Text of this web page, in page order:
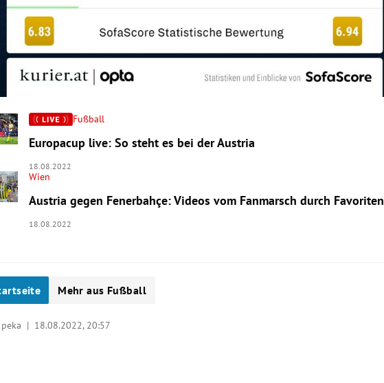
Fußball
Europacup live: So steht es bei der Austria
18.08.2022
Wien
Austria gegen Fenerbahçe: Videos vom Fanmarsch durch Favoriten
18.08.2022
Mehr aus Fußball
peka | 18.08.2022, 20:57